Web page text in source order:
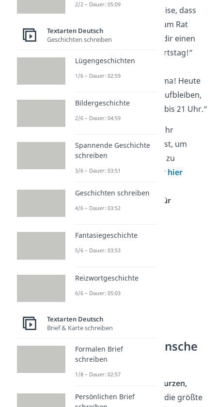
„Oma, du bist so weise, dass
dich um Rat
fragt! Ich wünsche dir einen
wundervollen Geburtstag!“
„Happy Birthday, Oma! Heute
darfst du so lange aufbleiben,
wie du möchtest — bis 21 Uhr.“
Wenn du noch mehr
humorvolle Worte suchst, um
deine Oma zum Lachen zu
bringen, dann schau dir hier
Geburtstagswünsche für
Frauen
Kurze
Geburtstagswünsche
für Oma
kurzen,
prägnanten Worte
, die die größte
2/2 – Dauer: 05:09
Textarten Deutsch
Geschichten schreiben
Lügengeschichten
1/6 – Dauer: 02:59
Bildergeschichte
2/6 – Dauer: 04:59
Spannende Geschichte
schreiben
3/6 – Dauer: 03:51
Geschichten schreiben
4/6 – Dauer: 03:52
Fantasiegeschichte
5/6 – Dauer: 03:53
Reizwortgeschichte
6/6 – Dauer: 05:03
Textarten Deutsch
Brief & Karte schreiben
Formalen Brief
schreiben
1/8 – Dauer: 02:57
Persönlichen Brief